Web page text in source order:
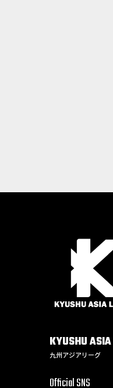
KYUSHUASIA
九州アジアリーグ
Official SNS